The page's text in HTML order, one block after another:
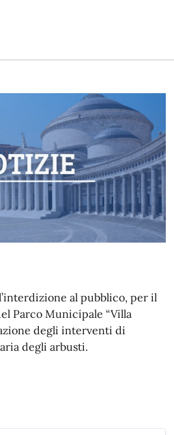
al pubblico, per il
Parco Municipale “Villa
degli interventi di
degli arbusti.